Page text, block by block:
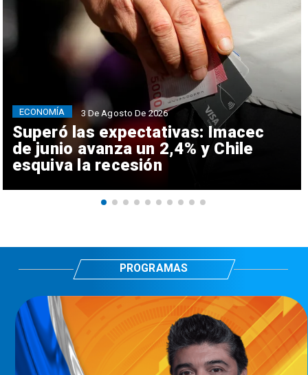
Superó las expectativas: Imacec
de junio avanza un 2,4% y Chile
esquiva la recesión
ECONOMÍA 3 De Agosto De 2026
PROGRAMAS